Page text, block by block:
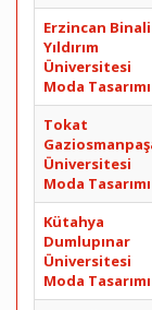
Erzincan Binali
Yıldırım
Üniversitesi
Moda Tasarımı
Tokat
Üniversitesi
Moda Tasarımı
Kütahya
Dumlupınar
Üniversitesi
Moda Tasarımı